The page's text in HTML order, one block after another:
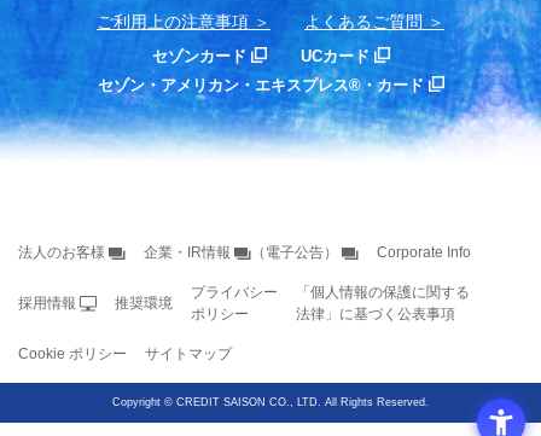
ご利用上の注意事項 よくあるご質問
セゾンカード
UCカード
セゾン・アメリカン・エキスプレス®・カード
法人のお客様 企業・IR情報 （電子公告） Corporate Info
採用情報 推奨環境
プライバシー
ポリシー
「個人情報の保護に関する
法律」に基づく公表事項
Cookie ポリシー サイトマップ
Copyright © CREDIT SAISON CO., LTD. All Rights Reserved.